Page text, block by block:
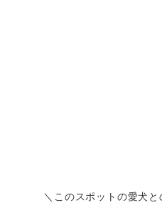
＼このスポットの愛犬